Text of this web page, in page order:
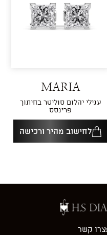
MARIA
עגילי יהלום סוליטר בחיתוך
פרינסס
לחישוב מהיר ורכישה
צרו קשר